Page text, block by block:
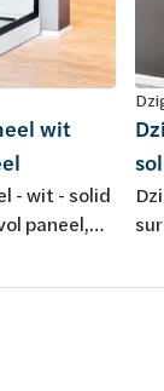
wit
- wit - solid
paneel,